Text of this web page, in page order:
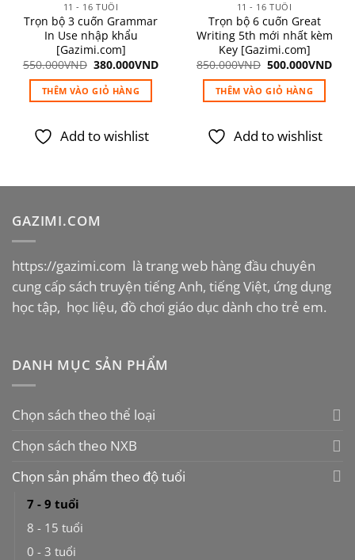
chọn
trên
trang
sản
phẩm
11 - 16 TUỔI
Trọn bộ 3 cuốn Grammar
In Use nhập khẩu
[Gazimi.com]
550.000VND Giá
là:
550.000VND.
380.000VNDGiá
THÊM VÀO GIỎ HÀNG
Add to wishlist
11 - 16 TUỔI
Trọn bộ 6 cuốn Great
Writing 5th mới nhất kèm
Key [Gazimi.com]
850.000VND Giá
là:
850.000VND.
500.000VNDGiá
THÊM VÀO GIỎ HÀNG
Add to wishlist
GAZIMI.COM
https://gazimi.com là trang web hàng đầu chuyên
cung cấp sách truyện tiếng Anh, tiếng Việt, ứng dụng
học tập, học liệu, đồ chơi giáo dục dành cho trẻ em.
DANH MỤC SẢN PHẨM
Chọn sách theo thể loại
Chọn sách theo NXB
Chọn sản phẩm theo độ tuổi
7 - 9 tuổi
8 - 15 tuổi
0 - 3 tuổi